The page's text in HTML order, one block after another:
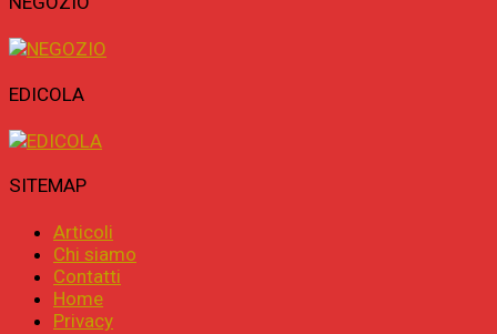
EDICOLA
SITEMAP
Articoli
Chi siamo
Contatti
Home
Privacy